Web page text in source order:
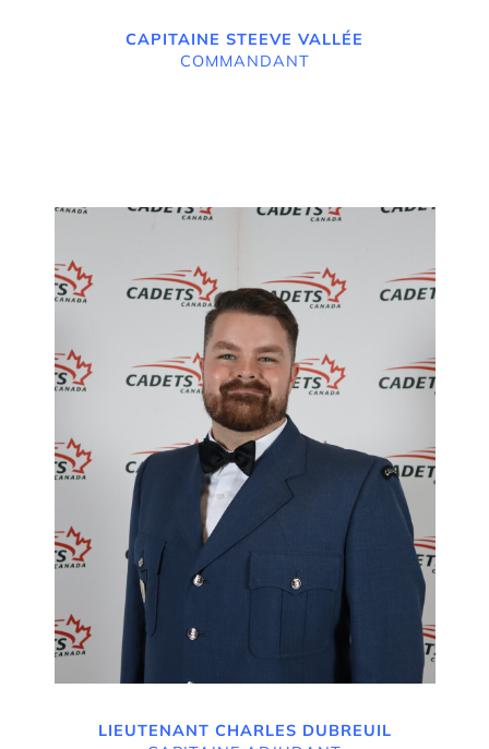
CAPITAINE STEEVE VALLÉE
COMMANDANT
LIEUTENANT CHARLES DUBREUIL